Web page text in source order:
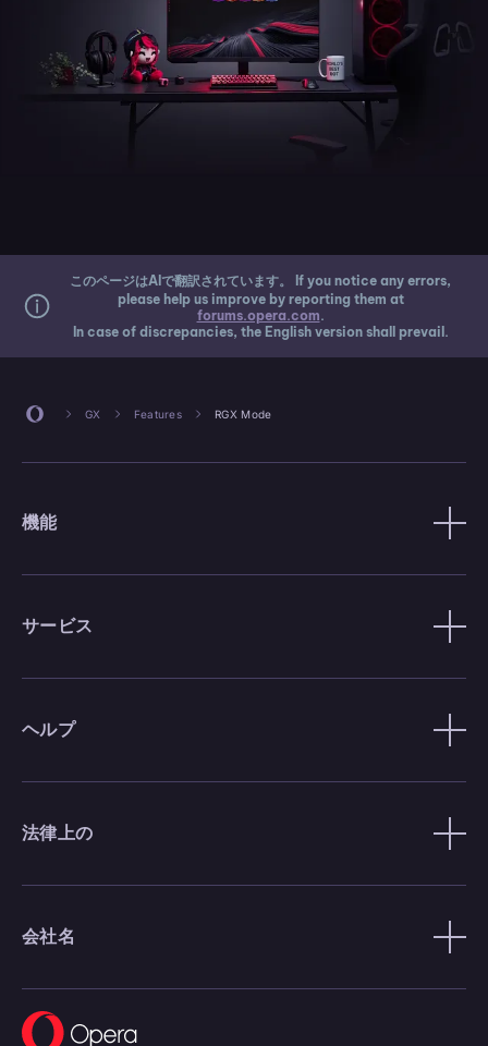
このページはAIで翻訳されています。 If you notice any errors,
please help us improve by reporting them at
forums.opera.com.
In case of discrepancies, the English version shall prevail.
GX Features RGX Mode
機能
サービス
ヘルプ
法律上の
会社名